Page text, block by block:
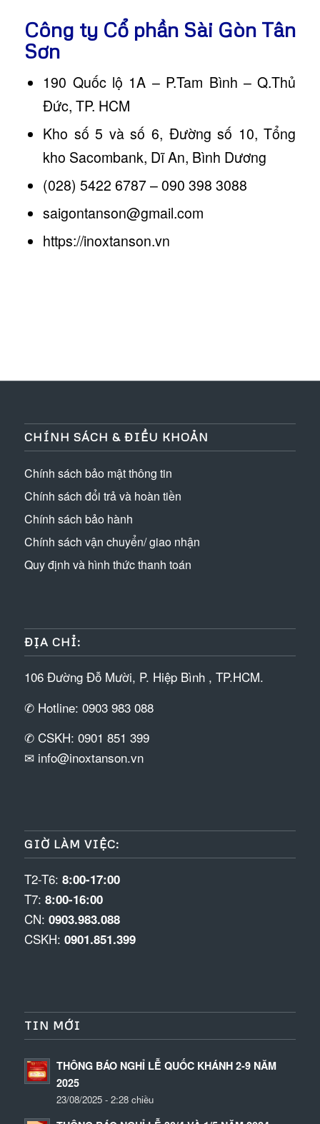
Công ty Cổ phần Sài Gòn Tân
Sơn
190 Quốc lộ 1A – P.Tam Bình – Q.Thủ
Đức, TP. HCM
Kho số 5 và số 6, Đường số 10, Tổng
kho Sacombank, Dĩ An, Bình Dương
(028) 5422 6787 – 090 398 3088
saigontanson@gmail.com
https://inoxtanson.vn
CHÍNH SÁCH & ĐIỀU KHOẢN
Chính sách bảo mật thông tin
Chính sách đổi trả và hoàn tiền
Chính sách bảo hành
Chính sách vận chuyển/ giao nhận
Quy định và hình thức thanh toán
ĐỊA CHỈ:
106 Đường Đỗ Mười, P. Hiệp Bình , TP.HCM.
✆ Hotline: 0903 983 088
✆ CSKH: 0901 851 399
✉ info@inoxtanson.vn
GIỜ LÀM VIỆC:
T2-T6: 8:00-17:00
T7: 8:00-16:00
CN: 0903.983.088
CSKH: 0901.851.399
TIN MỚI
THÔNG BÁO NGHỈ LỄ QUỐC KHÁNH 2-9 NĂM
2025
23/08/2025 - 2:28 chiều